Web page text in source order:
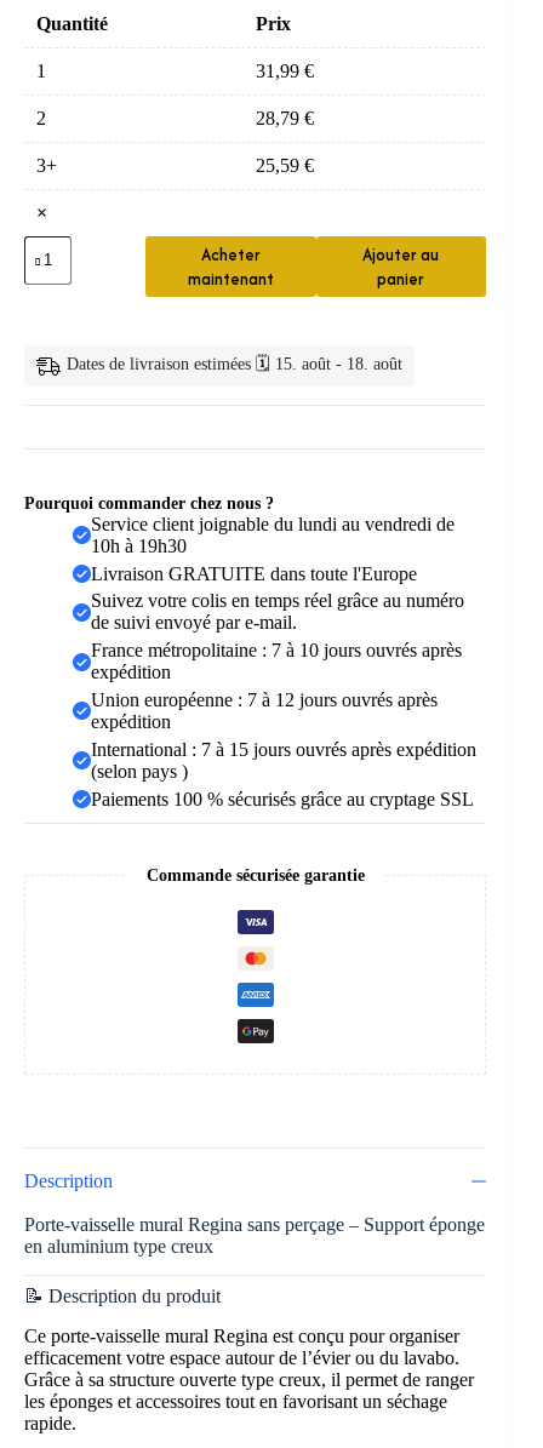
Quantité Prix
1 31,99 €
2 28,79 €
3+ 25,59 €
×
quantité
de
Porte-
sans
Acheter
maintenant
Ajouter au
panier
Dates de livraison estimées 🗓️ 15. août - 18. août
Pourquoi commander chez nous ?
Service client joignable du lundi au vendredi de
10h à 19h30
Livraison GRATUITE dans toute l'Europe
Suivez votre colis en temps réel grâce au numéro
de suivi envoyé par e-mail.
France métropolitaine : 7 à 10 jours ouvrés après
expédition
Union européenne : 7 à 12 jours ouvrés après
expédition
International : 7 à 15 jours ouvrés après expédition
(selon pays )
Paiements 100 % sécurisés grâce au cryptage SSL
Commande sécurisée garantie
Description
Porte-vaisselle mural Regina sans perçage – Support éponge
en aluminium type creux
📝 Description du produit
Ce porte-vaisselle mural Regina est conçu pour organiser
efficacement votre espace autour de l’évier ou du lavabo.
Grâce à sa structure ouverte type creux, il permet de ranger
les éponges et accessoires tout en favorisant un séchage
rapide.